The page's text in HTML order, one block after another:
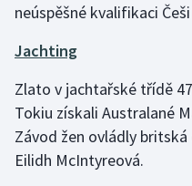
neúspěšné kvalifikaci
Jachting
Zlato v jachtařské třídě
Tokiu získali Australané
Závod žen ovládly
Eilidh McIntyreová.